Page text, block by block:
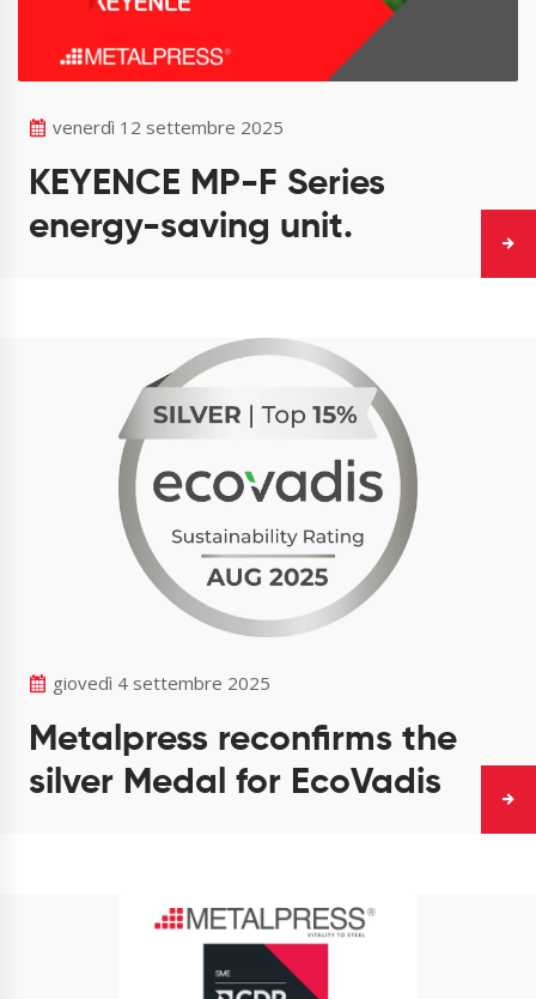
venerdì 12 settembre 2025
KEYENCE MP-F Series
energy-saving unit.
giovedì 4 settembre 2025
Metalpress reconfirms the
silver Medal for EcoVadis